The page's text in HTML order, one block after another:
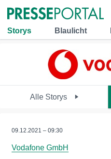
Storys Blaulicht
Alle Storys
09.12.2021 – 09:30
Vodafone GmbH